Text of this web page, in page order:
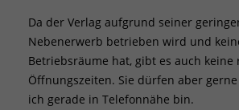
Da der Verlag aufgrund seiner
Nebenerwerb betrieben wird und
Betriebsräume hat, gibt es auch keine
Öffnungszeiten. Sie dürfen aber
ich gerade in Telefonnähe bin.